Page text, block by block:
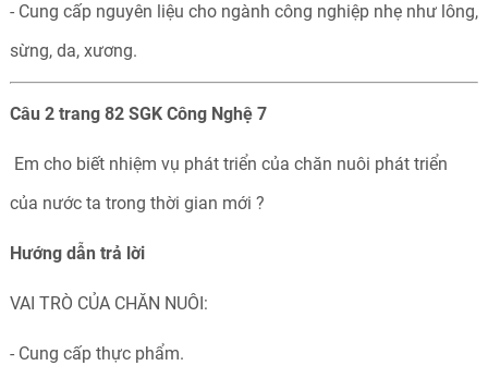
- Cung cấp nguyên liệu cho ngành công nghiệp nhẹ như lông,
sừng, da, xương.
Câu 2 trang 82 SGK Công Nghệ 7
Em cho biết nhiệm vụ phát triển của chăn nuôi phát triển
của nước ta trong thời gian mới ?
Hướng dẫn trả lời
VAI TRÒ CỦA CHĂN NUÔI:
- Cung cấp thực phẩm.